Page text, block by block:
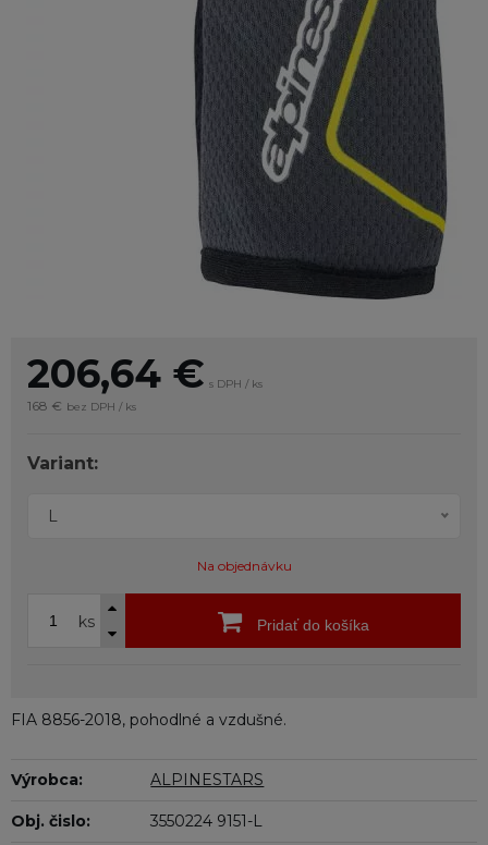
206,64 € s DPH / ks
168 € bez DPH / ks
Variant:
L
Na objednávku
ks Pridať do košíka
FIA 8856-2018, pohodlné a vzdušné.
Výrobca: ALPINESTARS
Obj. čislo: 3550224 9151-L